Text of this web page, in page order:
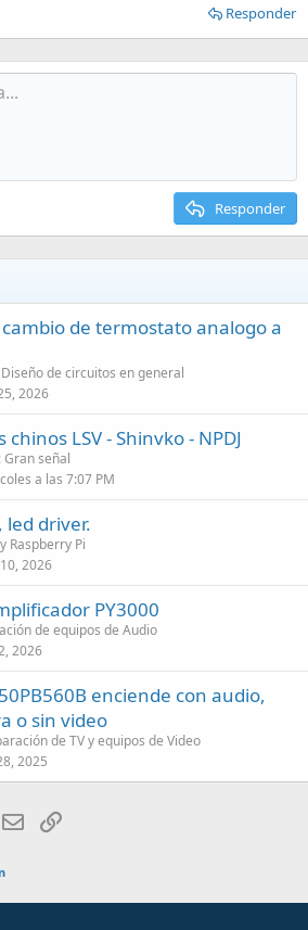
Responder
Responder
de termostato analogo a
Diseño de circuitos en general
2026
LSV - Shinvko - NPDJ
Gran señal
a las 7:07 PM
led driver.
Raspberry Pi
2026
PY3000
de equipos de Audio
2026
enciende con audio,
o sin video
de TV y equipos de Video
2025
Email